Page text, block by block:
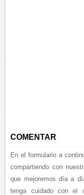
COMENTAR
En el formulario a
compartiendo con
que mejoremos día a
tenga cuidado con el